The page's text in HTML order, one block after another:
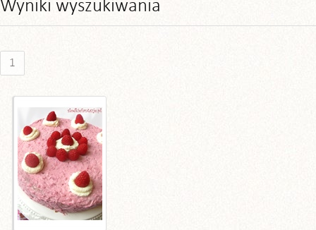
Wyniki wyszukiwania
1